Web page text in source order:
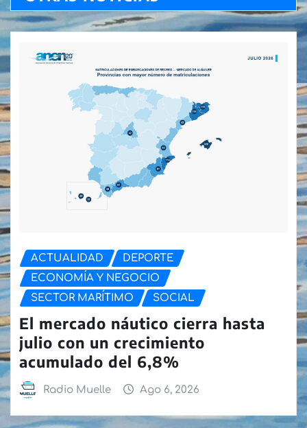
ACTUALIDAD
DEPORTE
ECONOMÍA Y NEGOCIO
SECTOR MARÍTIMO
SOCIAL
El mercado náutico cierra hasta
julio con un crecimiento
acumulado del 6,8%
Radio Muelle Ago 6, 2026